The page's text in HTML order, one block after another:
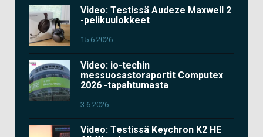
Video: Testissä Audeze Maxwell 2
-pelikuulokkeet
15.6.2026
Video: io-techin
messuosastoraportit Computex
2026 -tapahtumasta
3.6.2026
Video: Testissä Keychron K2 HE